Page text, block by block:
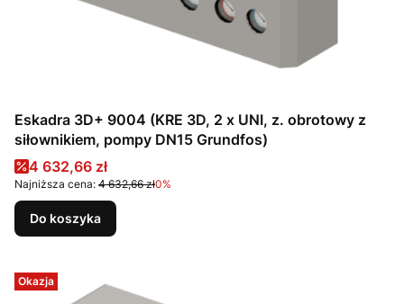
Eskadra 3D+ 9004 (KRE 3D, 2 x UNI, z. obrotowy z
siłownikiem, pompy DN15 Grundfos)
Cena promocyjna
4 632,66 zł
Najniższa cena: 4 632,66 zł0%
Do koszyka
Okazja